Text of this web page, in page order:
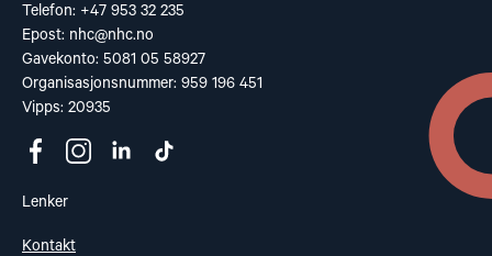
Telefon: +47 953 32 235
Epost: nhc@nhc.no
Gavekonto: 5081 05 58927
Organisasjonsnummer: 959 196 451
Vipps: 20935
Lenker
Kontakt